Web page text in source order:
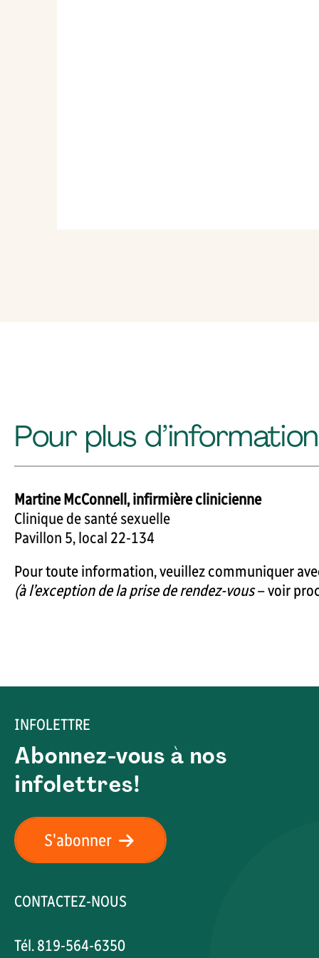
Pour plus
Martine McConnell, infirmière clinicienne
Clinique de santé sexuelle
Pavillon 5, local 22-134
Pour toute information, veuillez communiquer
(à l’exception de la prise de rendez-vous– voir
INFOLETTRE
Abonnez-vous à nos
infolettres!
S'abonner
CONTACTEZ-NOUS
Tél. 819-564-6350